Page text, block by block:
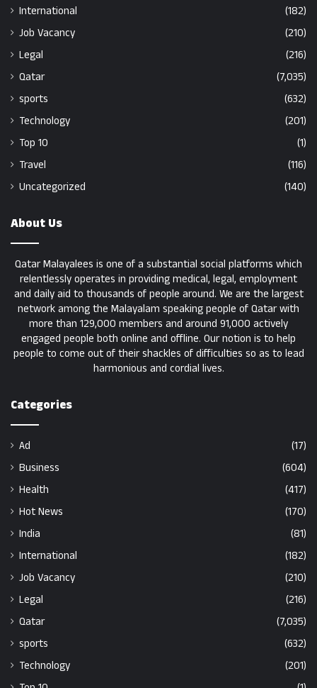
International
(182)
Job Vacancy
(210)
Legal
(216)
Qatar
(7,035)
sports
(632)
Technology
(201)
Top 10
(1)
Travel
(116)
Uncategorized
(140)
About Us
Qatar Malayalees is one of a substantial social platforms which
relentlessly operates in providing medical, legal, employment
and daily aid to thousands of people around. We are the largest
network among the Malayalam speaking people of Qatar with
more than 129,000 members and around 91,000 actively
engaged people both online and offline. Our notion is to help
people to come out of their shackles of difficulties so as to lead
harmonious and cordial lives.
Categories
Ad
(17)
Business
(604)
Health
(417)
Hot News
(170)
India
(81)
International
(182)
Job Vacancy
(210)
Legal
(216)
Qatar
(7,035)
sports
(632)
Technology
(201)